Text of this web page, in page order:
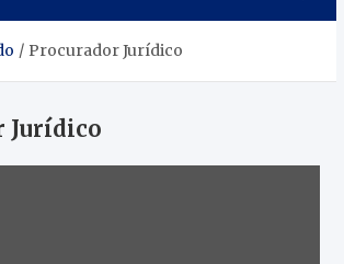
Procurador Jurídico
Jurídico